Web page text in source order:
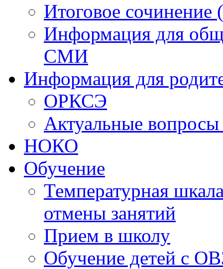
Итоговое сочинение
Информация для
СМИ
Информация для
ОРКСЭ
Актуальные
НОКО
Обучение
Температурная
отмены занятий
Прием в школу
Обучение детей с